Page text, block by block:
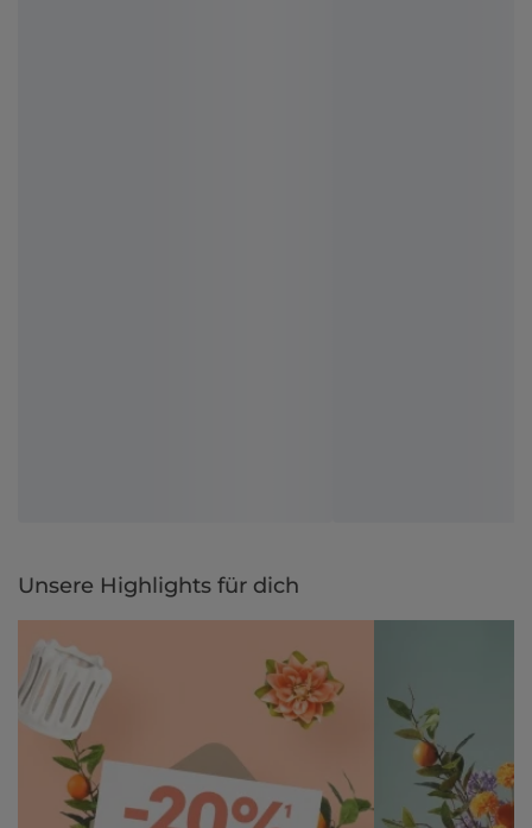
Unsere Highlights für dich